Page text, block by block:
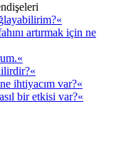
artırmak için ne
ihtiyacım var?«
bir etkisi var?«